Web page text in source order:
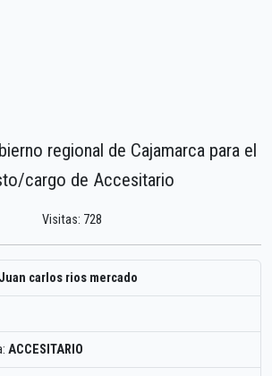
regional de Cajamarca para el
cargo de Accesitario
Visitas: 728
Juan carlos rios mercado
ACCESITARIO